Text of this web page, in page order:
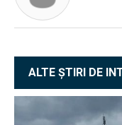
ALTE ȘTIRI DE